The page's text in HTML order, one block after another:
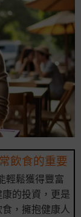
飲食的重要
輕鬆獲得豐富
的投資，更是
，擁抱健康人